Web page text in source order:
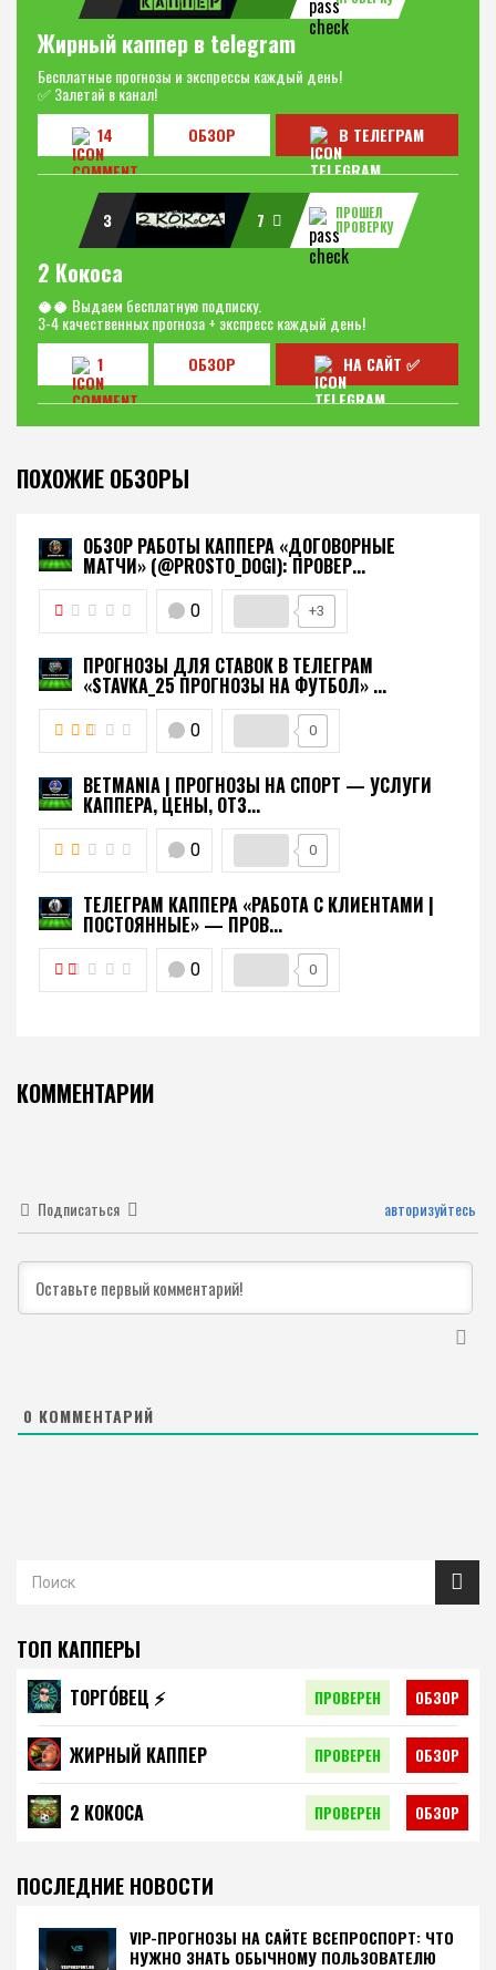
Жирный каппер в telegram
Бесплатные прогнозы и экспрессы каждый день!
✅ Залетай в канал!
14
ОБЗОР В ТЕЛЕГРАМ
3 7
ПРОШЕЛ
ПРОВЕРКУ
2 Кокоса
🥥🥥 Выдаем бесплатную подписку.
3-4 качественных прогноза + экспресс каждый день!
1
ОБЗОР НА САЙТ ✅
ПОХОЖИЕ ОБЗОРЫ
ОБЗОР РАБОТЫ КАППЕРА «ДОГОВОРНЫЕ
МАТЧИ» (@PROSTO_DOGI): ПРОВЕР...
0 +3
ПРОГНОЗЫ ДЛЯ СТАВОК В ТЕЛЕГРАМ
«STAVKA_25 ПРОГНОЗЫ НА ФУТБОЛ» ...
0 0
BETMANIA | ПРОГНОЗЫ НА СПОРТ — УСЛУГИ
КАППЕРА, ЦЕНЫ, ОТЗ...
0 0
ТЕЛЕГРАМ КАППЕРА «РАБОТА С КЛИЕНТАМИ |
ПОСТОЯННЫЕ» — ПРОВ...
0 0
КОММЕНТАРИИ
Подписаться авторизуйтесь
0 КОММЕНТАРИЙ
ТОП КАППЕРЫ
ТОРГО́ВЕЦ ⚡️ ПРОВЕРЕН ОБЗОР
ЖИРНЫЙ КАППЕР ПРОВЕРЕН ОБЗОР
2 КОКОСА ПРОВЕРЕН ОБЗОР
ПОСЛЕДНИЕ НОВОСТИ
VIP-ПРОГНОЗЫ НА САЙТЕ ВСЕПРОСПОРТ: ЧТО
НУЖНО ЗНАТЬ ОБЫЧНОМУ ПОЛЬЗОВАТЕЛЮ